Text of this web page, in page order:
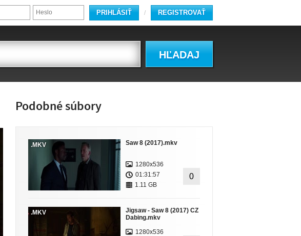
/
PRIHLÁSIŤ REGISTROVAŤ
HĽADAJ
Podobné súbory
.MKV Saw 8 (2017).mkv
1280x536
01:31:57
1.11 GB
0
.MKV
Jigsaw - Saw 8 (2017) CZ
Dabing.mkv
1280x536